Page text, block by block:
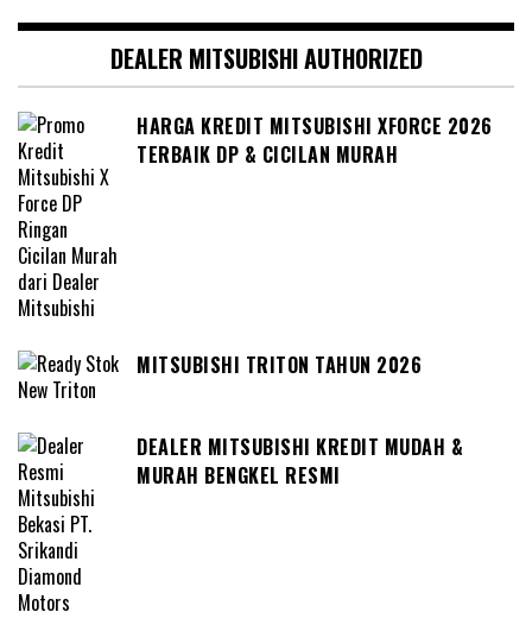
DEALER MITSUBISHI AUTHORIZED
HARGA KREDIT MITSUBISHI XFORCE 2026
TERBAIK DP & CICILAN MURAH
MITSUBISHI TRITON TAHUN 2026
DEALER MITSUBISHI KREDIT MUDAH &
MURAH BENGKEL RESMI